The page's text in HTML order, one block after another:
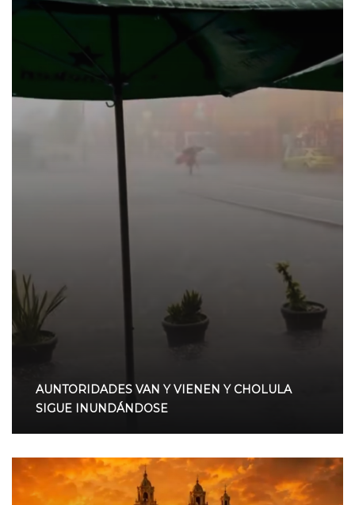
AUNTORIDADES VAN Y VIENEN Y CHOLULA
SIGUE INUNDÁNDOSE